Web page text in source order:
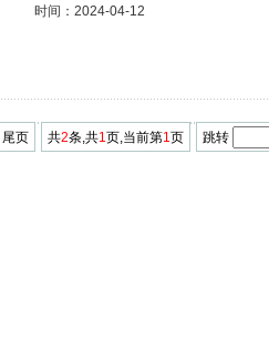
时间：2024-04-12
尾页 共2条,共1页,当前第1页 跳转